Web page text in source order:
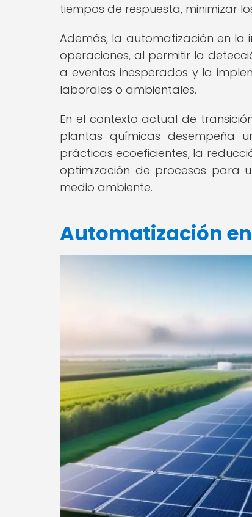
tiempos de respuesta, minimizar
Además, la automatización en
operaciones, al permitir la
a eventos inesperados y la
laborales o ambientales.
En el contexto actual de
plantas químicas desempeña
prácticas ecoeficientes, la
optimización de procesos para
medio ambiente.
Automatización